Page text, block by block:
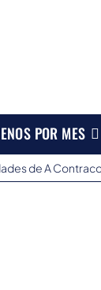
POR MES
de A